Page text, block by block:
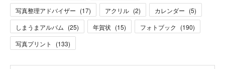
写真整理アドバイザー (17) アクリル (2) カレンダー (5)
しまうまアルバム (25) 年賀状 (15) フォトブック (190)
写真プリント
(133)